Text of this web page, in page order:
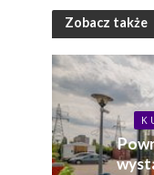
Zobacz także
K